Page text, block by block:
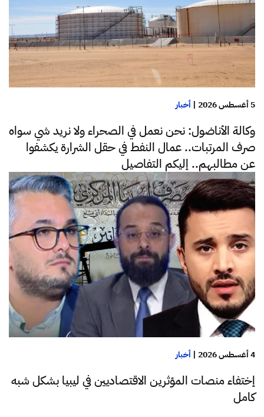
5 أغسطس 2026 | أخبار
وكالة الأناضول: نحن نعمل في الصحراء ولا نريد شي سواه
صرف المرتبات.. عمال النفط في حقل الشرارة يكشفوا
عن مطالبهم.. إليكم التفاصيل
4 أغسطس 2026 | أخبار
إختفاء منصات المؤثرين الاقتصاديين في ليبيا بشكل شبه
كامل